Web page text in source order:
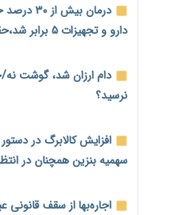
درمان
دارو و تجهیزات ۵ برابر شد،حقوق فقط ۱.۲ برابر افزایش یافت
دام ارزان شد، گوشت
نرسید؟
افزایش کالابرگ در
سهمیه بنزین همچنان در
اجاره‌بها از سقف